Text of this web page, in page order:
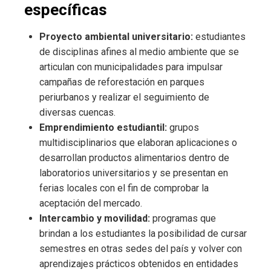
específicas
Proyecto ambiental universitario: estudiantes
de disciplinas afines al medio ambiente que se
articulan con municipalidades para impulsar
campañas de reforestación en parques
periurbanos y realizar el seguimiento de
diversas cuencas.
Emprendimiento estudiantil: grupos
multidisciplinarios que elaboran aplicaciones o
desarrollan productos alimentarios dentro de
laboratorios universitarios y se presentan en
ferias locales con el fin de comprobar la
aceptación del mercado.
Intercambio y movilidad: programas que
brindan a los estudiantes la posibilidad de cursar
semestres en otras sedes del país y volver con
aprendizajes prácticos obtenidos en entidades